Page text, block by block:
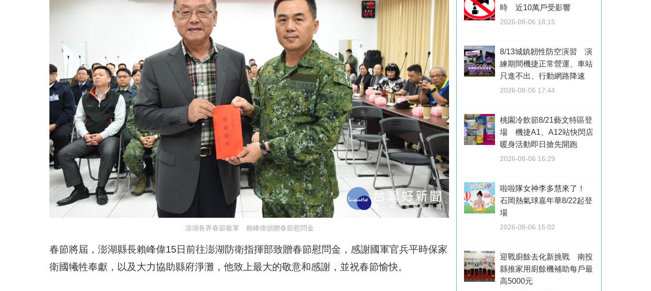
澎湖各界春節敬軍 賴峰偉頒贈春節慰問金
春節將屆，澎湖縣長賴峰偉15日前往澎湖防衛指揮部致贈春節慰問金，感謝國軍官兵平時保家
衛國犧牲奉獻，以及大力協助縣府淨灘，他致上最大的敬意和感謝，並祝春節愉快。
時 近10萬戶受影響
2026-08-06 18:15
8/13城鎮韌性防空演習 演
練期間機捷正常營運、車站
只進不出、行動網路降速
2026-08-06 17:44
桃園冷飲節8/21藝文特區登
場 機捷A1、A12站快閃店
暖身活動即日搶先開跑
2026-08-06 16:29
啦啦隊女神李多慧來了！
石岡熱氣球嘉年華8/22起登
場
2026-08-06 15:02
迎戰廚餘去化新挑戰 南投
縣推家用廚餘機補助每戶最
高5000元